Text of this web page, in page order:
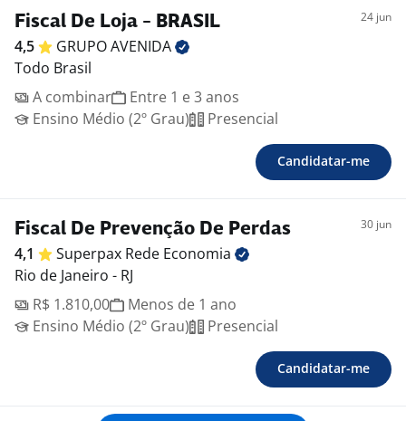
Fiscal De Loja - BRASIL 24 jun
4,5 GRUPOAVENIDA
Todo Brasil
A combinar
Entre 1 e 3 anos
Ensino Médio (2º Grau)
Presencial
Candidatar-me
Fiscal De Prevenção De Perdas 30 jun
4,1 Superpax Rede Economia
Rio de Janeiro - RJ
R$ 1.810,00
Menos de 1 ano
Ensino Médio (2º Grau)
Presencial
Candidatar-me